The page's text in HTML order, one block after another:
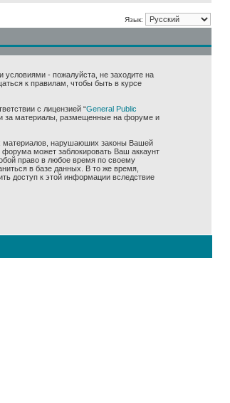
Язык:
- пожалуйста, не заходите на
к правилам, чтобы быть в курсе
с лицензией “General Public
за материалы, размещенные на форуме и
материалов, нарушаюших законы Вашей
может заблокировать Ваш аккаунт
право в любое время по своему
в базе данных. В то же время,
доступ к этой информации вследствие